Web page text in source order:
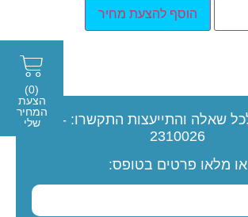
הוסף להצעת מחיר
שאלה והתייעצות התקשרו: 077-
2310026
או מלאו פרטים בטופס:
(0)
הצעת
המחיר
שלי